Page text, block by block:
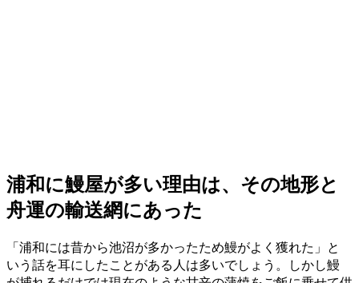
浦和に鰻屋が多い理由は、その地形と
舟運の輸送網にあった
「浦和には昔から池沼が多かったため鰻がよく獲れた」と
いう話を耳にしたことがある人は多いでしょう。しかし鰻